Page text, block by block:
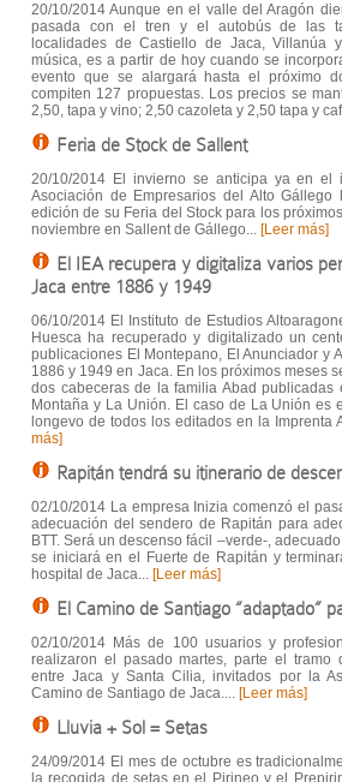
20/10/2014 Aunque en el valle del Aragón
pasada con el tren y el autobús de las
localidades de Castiello de Jaca, Villanúa
música, es a partir de hoy cuando se
evento que se alargará hasta el próximo
compiten 127 propuestas. Los precios se
2,50, tapa y vino; 2,50 cazoleta y 2,50 tapa y
Feria de Stock de Sallent
20/10/2014 El invierno se anticipa ya en el
Asociación de Empresarios del Alto
edición de su Feria del Stock para los
noviembre en Sallent de Gállego... [Leer más]
El IEA recupera y digitaliza varios
Jaca entre 1886 y 1949
06/10/2014 El Instituto de Estudios
Huesca ha recuperado y digitalizado un
publicaciones El Montepano, El Anunciador y
1886 y 1949 en Jaca. En los próximos meses
dos cabeceras de la familia Abad publicadas
Montaña y La Unión. El caso de La Unión es
longevo de todos los editados en la Imprenta
más]
Rapitán tendrá su itinerario de
02/10/2014 La empresa Inizia comenzó el
adecuación del sendero de Rapitán para
BTT. Será un descenso fácil –verde-,
se iniciará en el Fuerte de Rapitán y
hospital de Jaca... [Leer más]
El Camino de Santiago “adaptado”
02/10/2014 Más de 100 usuarios y
realizaron el pasado martes, parte el tramo
entre Jaca y Santa Cilia, invitados por la
Camino de Santiago de Jaca.... [Leer más]
Lluvia + Sol = Setas
24/09/2014 El mes de octubre es
la recogida de setas en el Pirineo y el